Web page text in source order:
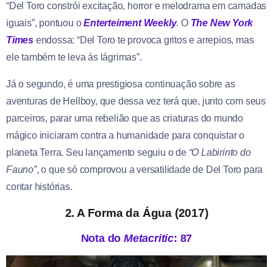
“Del Toro constrói excitação, horror e melodrama em camadas
iguais”, pontuou oEnterteiment Weekly. O The New York
Times endossa: “Del Toro te provoca gritos e arrepios, mas
ele também te leva às lágrimas”.
Já o segundo, é uma prestigiosa continuação sobre as
aventuras de Hellboy, que dessa vez terá que, junto com seus
parceiros, parar uma rebelião que as criaturas do mundo
mágico iniciaram contra a humanidade para conquistar o
planeta Terra. Seu lançamento seguiu o de “O Labirinto do
Fauno”, o que só comprovou a versatilidade de Del Toro para
contar histórias.
2. A Forma da Água (2017)
Nota doMetacritic: 87